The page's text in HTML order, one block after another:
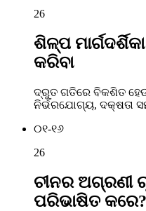
26
ଶିଳ୍ପ
କରିବା
ଦ୍ରୁତ ଗତିରେ ବିକଶିତ
ନିର୍ଭରଯୋଗ୍ୟ, ଦକ୍ଷତା
୦୧-୧୬
26
ଚୀନର ଅଗ୍ରଣୀ
ପରିଭାଷିତ କରେ?